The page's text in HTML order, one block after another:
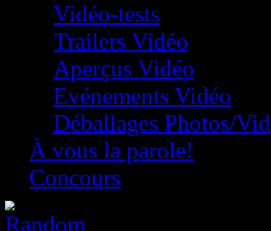
Vidéo-tests
Trailers Vidéo
Aperçus Vidéo
Evénements Vidéo
Déballages Photos/
À vous la parole!
Concours